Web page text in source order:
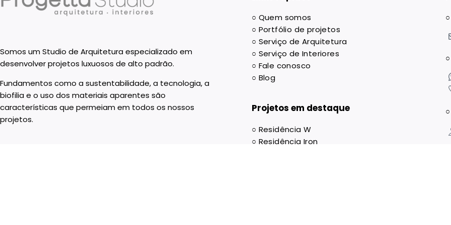
Somos um Studio de Arquitetura especializado em
desenvolver projetos luxuosos de alto padrão.
Fundamentos como a sustentabilidade, a tecnologia, a
biofilia e o uso dos materiais aparentes são
características que permeiam em todos os nossos
projetos.
○ Quem somos
○ Portfólio de projetos
○ Serviço de Arquitetura
○ Serviço de Interiores
○ Fale conosco
○ Blog
Projetos em destaque
○ Residência W
○ Residência Iron